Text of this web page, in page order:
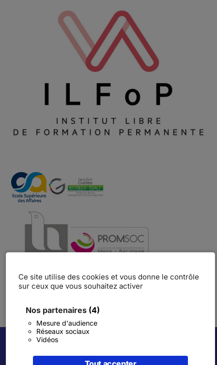
Ce site utilise des cookies et vous donne le contrôle
sur ceux que vous souhaitez activer
Nos partenaires (4)
Mesure d'audience
Réseaux sociaux
Vidéos